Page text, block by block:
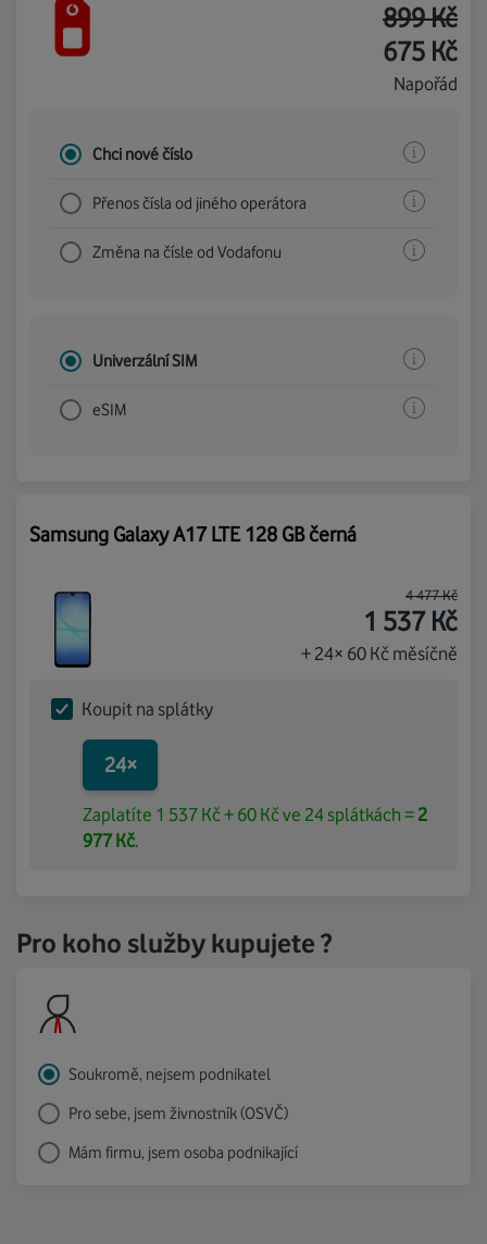
899 Kč
675 Kč
Napořád
Chci nové číslo
Přenos čísla od jiného operátora
Změna na čísle od Vodafonu
Univerzální SIM
eSIM
Samsung Galaxy A17 LTE 128 GB černá
4 477Kč
1 537 Kč
+ 24× 60 Kč měsíčně
Koupit na splátky
24×
Zaplatíte 1 537 Kč + 60 Kč ve 24 splátkách = 2
977 Kč.
Pro koho služby kupujete ?
Soukromě, nejsem podnikatel
Pro sebe, jsem živnostník (OSVČ)
Mám firmu, jsem osoba podnikající